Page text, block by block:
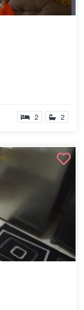
2 2